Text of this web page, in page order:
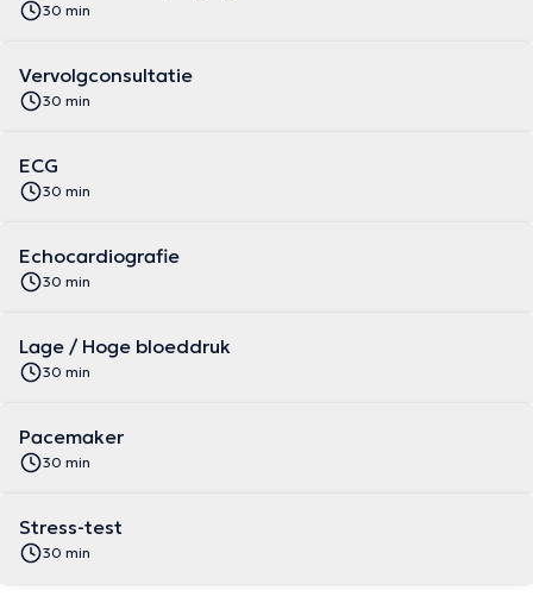
30 min
Vervolgconsultatie
30 min
ECG
30 min
Echocardiografie
30 min
Lage / Hoge bloeddruk
30 min
Pacemaker
30 min
Stress-test
30 min